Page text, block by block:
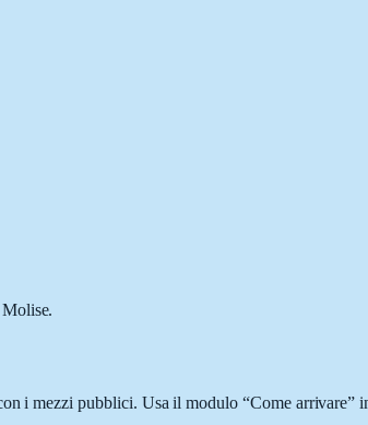
i mezzi pubblici. Usa il modulo “Come arrivare”